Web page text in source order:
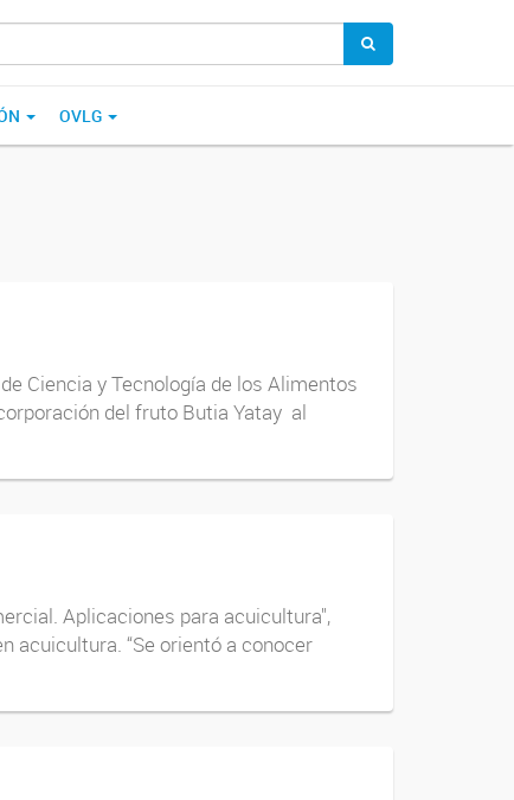
OVLG
Ciencia y Tecnología de los Alimentos
del fruto Butia Yatay al
Aplicaciones para acuicultura",
acuicultura. “Se orientó a conocer